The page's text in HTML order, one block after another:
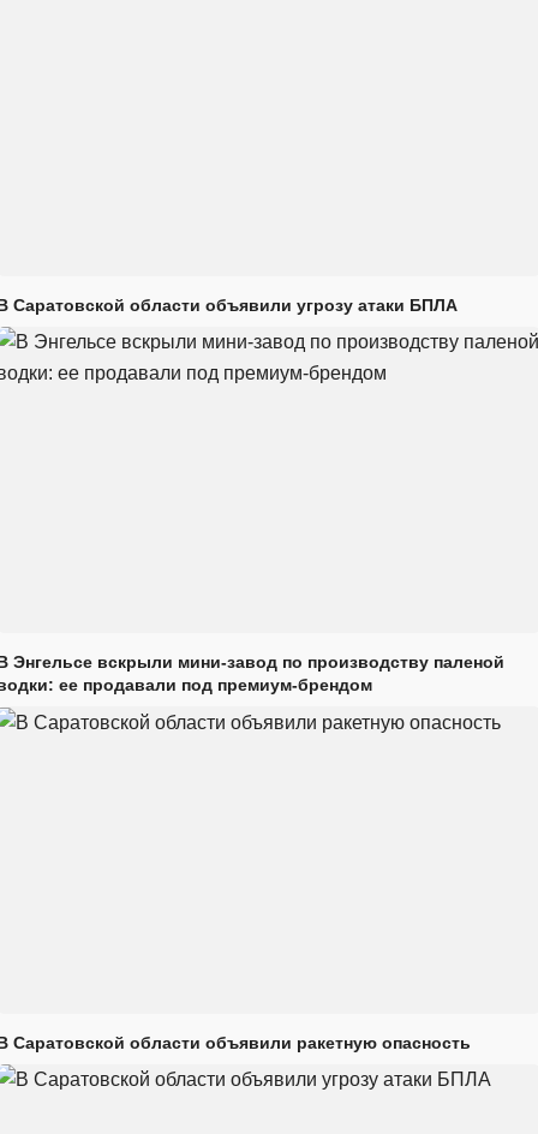
Саратовской области объявили угрозу атаки БПЛА
Энгельсе вскрыли мини-завод по производству паленой
ее продавали под премиум-брендом
Саратовской области объявили ракетную опасность